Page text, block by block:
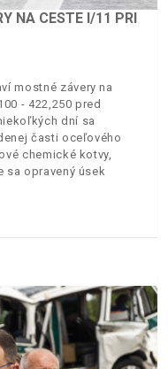
NA CESTE I/11 PRI
mostné závery na
- 422,250 pred
dní sa
časti oceľového
chemické kotvy,
sa opravený úsek